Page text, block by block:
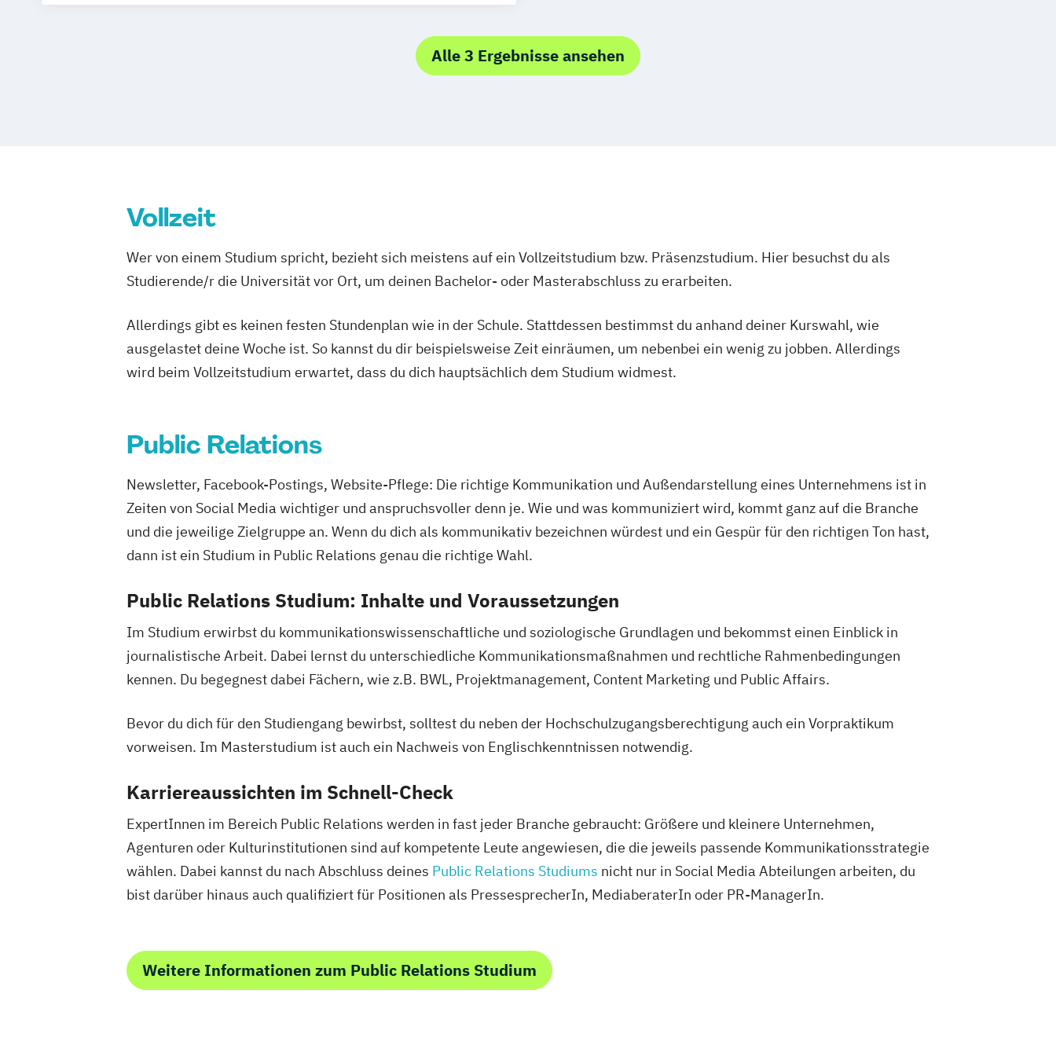
(DE/EN)
Alle 3 Ergebnisse ansehen
Vollzeit
Wer von einem Studium spricht, bezieht sich meistens auf ein Vollzeitstudium bzw. Präsenzstudium. Hier besuchst du als
Studierende/r die Universität vor Ort, um deinen Bachelor- oder Masterabschluss zu erarbeiten.
Allerdings gibt es keinen festen Stundenplan wie in der Schule. Stattdessen bestimmst du anhand deiner Kurswahl, wie
ausgelastet deine Woche ist. So kannst du dir beispielsweise Zeit einräumen, um nebenbei ein wenig zu jobben. Allerdings
wird beim Vollzeitstudium erwartet, dass du dich hauptsächlich dem Studium widmest.
Public Relations
Newsletter, Facebook-Postings, Website-Pflege: Die richtige Kommunikation und Außendarstellung eines Unternehmens ist in
Zeiten von Social Media wichtiger und anspruchsvoller denn je. Wie und was kommuniziert wird, kommt ganz auf die Branche
und die jeweilige Zielgruppe an. Wenn du dich als kommunikativ bezeichnen würdest und ein Gespür für den richtigen Ton hast,
dann ist ein Studium in Public Relations genau die richtige Wahl.
Public Relations Studium: Inhalte und Voraussetzungen
Im Studium erwirbst du kommunikationswissenschaftliche und soziologische Grundlagen und bekommst einen Einblick in
journalistische Arbeit. Dabei lernst du unterschiedliche Kommunikationsmaßnahmen und rechtliche Rahmenbedingungen
kennen. Du begegnest dabei Fächern, wie z.B. BWL, Projektmanagement, Content Marketing und Public Affairs.
Bevor du dich für den Studiengang bewirbst, solltest du neben der Hochschulzugangsberechtigung auch ein Vorpraktikum
vorweisen. Im Masterstudium ist auch ein Nachweis von Englischkenntnissen notwendig.
Karriereaussichten im Schnell-Check
ExpertInnen im Bereich Public Relations werden in fast jeder Branche gebraucht: Größere und kleinere Unternehmen,
Agenturen oder Kulturinstitutionen sind auf kompetente Leute angewiesen, die die jeweils passende Kommunikationsstrategie
wählen. Dabei kannst du nach Abschluss deines Public Relations Studiums nicht nur in Social Media Abteilungen arbeiten, du
bist darüber hinaus auch qualifiziert für Positionen als PressesprecherIn, MediaberaterIn oder PR-ManagerIn.
Weitere Informationen zum Public Relations Studium